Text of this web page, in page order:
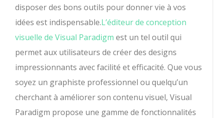
disposer des bons outils pour donner vie à vos
idées est indispensable.L’éditeur de conception
visuelle de Visual Paradigm est un tel outil qui
permet aux utilisateurs de créer des designs
impressionnants avec facilité et efficacité. Que vous
soyez un graphiste professionnel ou quelqu’un
cherchant à améliorer son contenu visuel, Visual
Paradigm propose une gamme de fonctionnalités